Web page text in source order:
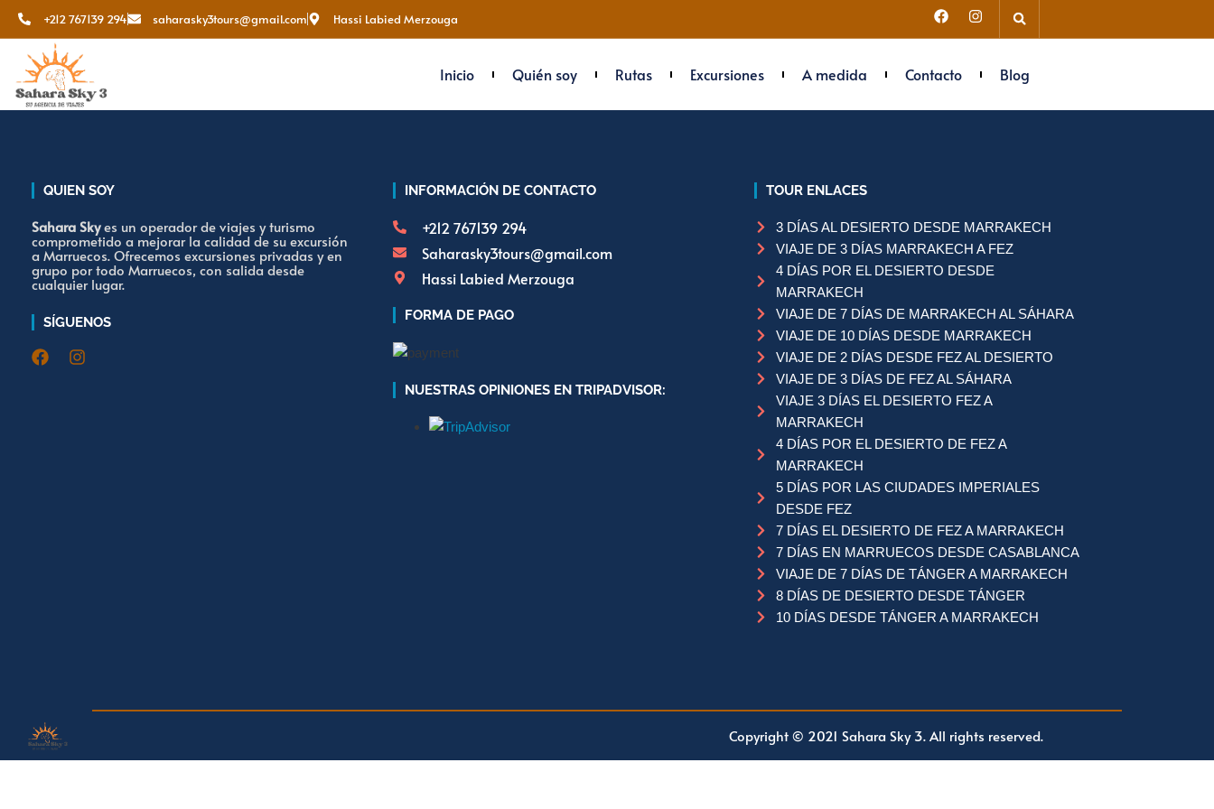
+212 767139 294 saharasky3tours@gmail.com Hassi Labied Merzouga
Inicio Quién soy Rutas Excursiones A medida Contacto Blog
QUIEN SOY
Sahara Skyes un operador de viajes y turismo
comprometido a mejorar la calidad de su excursión
a Marruecos. Ofrecemos excursiones privadas y en
grupo por todo Marruecos, con salida desde
cualquier lugar.
SÍGUENOS
INFORMACIÓN DE CONTACTO
+212 767139 294
Saharasky3tours@gmail.com
Hassi Labied Merzouga
FORMA DE PAGO
NUESTRAS OPINIONES EN TRIPADVISOR:
TOUR ENLACES
3 DÍAS AL DESIERTO DESDE MARRAKECH
VIAJE DE 3 DÍAS MARRAKECH A FEZ
4 DÍAS POR EL DESIERTO DESDE
MARRAKECH
VIAJE DE 7 DÍAS DE MARRAKECH AL SÁHARA
VIAJE DE 10 DÍAS DESDE MARRAKECH
VIAJE DE 2 DÍAS DESDE FEZ AL DESIERTO
VIAJE DE 3 DÍAS DE FEZ AL SÁHARA
VIAJE 3 DÍAS EL DESIERTO FEZ A
MARRAKECH
4 DÍAS POR EL DESIERTO DE FEZ A
MARRAKECH
5 DÍAS POR LAS CIUDADES IMPERIALES
DESDE FEZ
7 DÍAS EL DESIERTO DE FEZ A MARRAKECH
7 DÍAS EN MARRUECOS DESDE CASABLANCA
VIAJE DE 7 DÍAS DE TÁNGER A MARRAKECH
8 DÍAS DE DESIERTO DESDE TÁNGER
10 DÍAS DESDE TÁNGER A MARRAKECH
Copyright © 2021 Sahara Sky 3. All rights reserved.